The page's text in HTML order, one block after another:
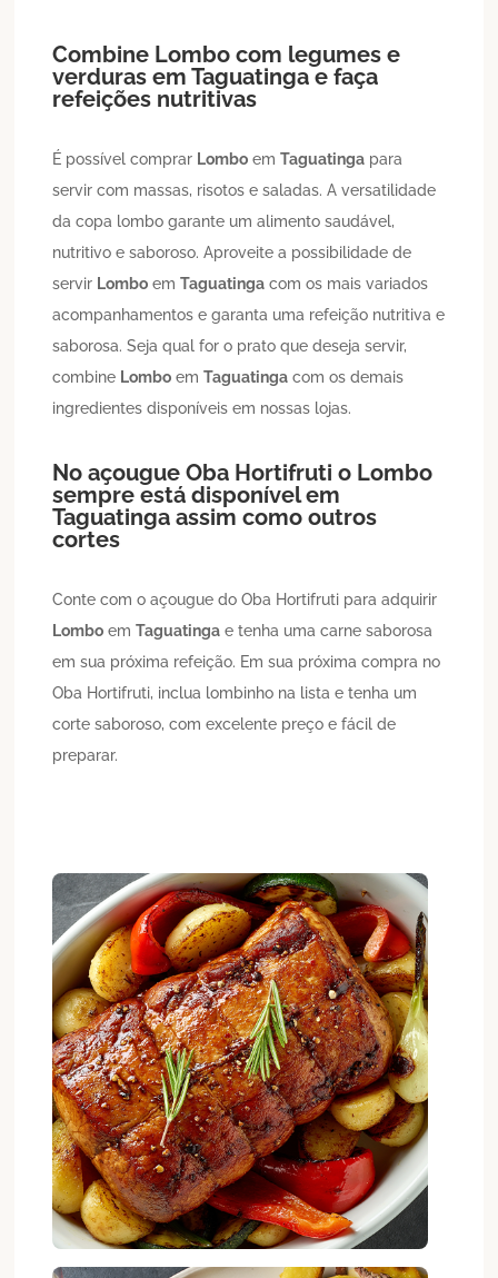
Combine Lombo com legumes e
verduras emTaguatinga e faça
refeições nutritivas
É possível comprar Lombo emTaguatinga para
servir com massas, risotos e saladas. A versatilidade
da copa lombo garante um alimento saudável,
nutritivo e saboroso. Aproveite a possibilidade de
servir Lombo emTaguatinga com os mais variados
acompanhamentos e garanta uma refeição nutritiva e
saborosa. Seja qual for o prato que deseja servir,
combine Lombo emTaguatinga com os demais
ingredientes disponíveis em nossas lojas.
No açougue Oba Hortifruti o Lombo
sempre está disponível em
Taguatinga assim como outros
cortes
Conte com o açougue do Oba Hortifruti para adquirir
Lombo emTaguatinga e tenha uma carne saborosa
em sua próxima refeição. Em sua próxima compra no
Oba Hortifruti, inclua lombinho na lista e tenha um
corte saboroso, com excelente preço e fácil de
preparar.